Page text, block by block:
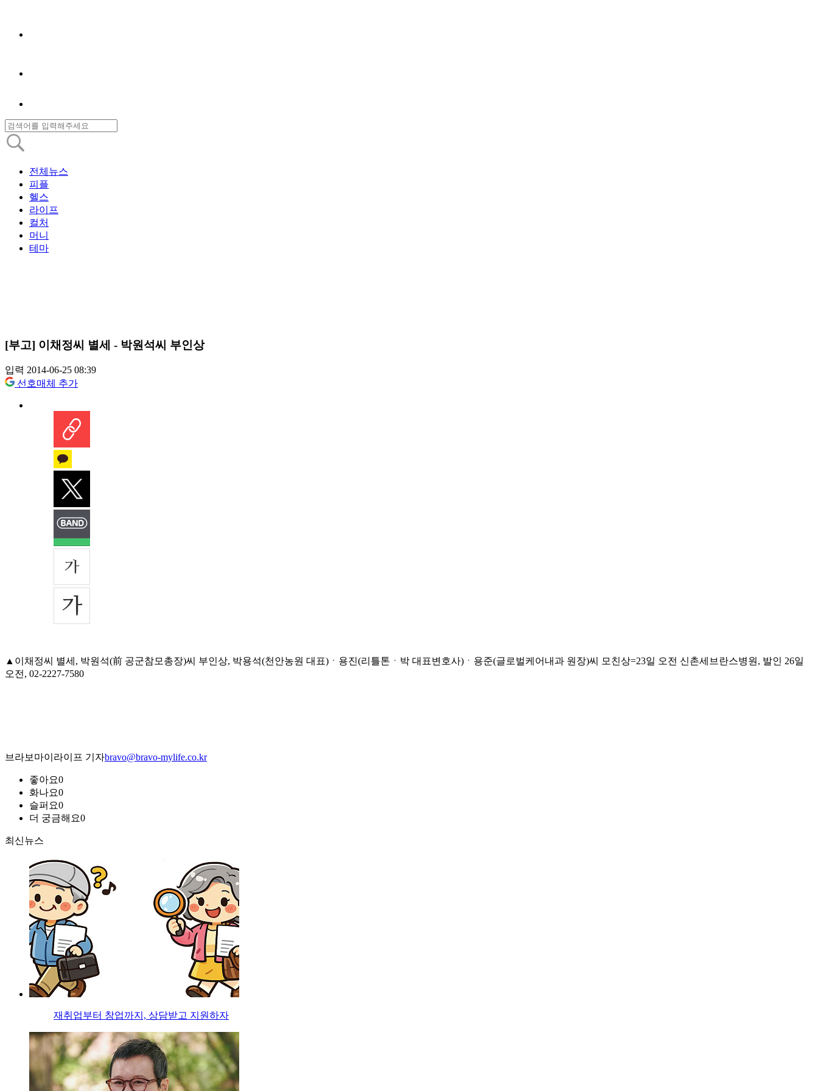
전체뉴스
피플
헬스
라이프
컬처
머니
테마
[부고] 이채정씨 별세 - 박원석씨 부인상
입력 2014-06-25 08:39
선호매체 추가
▲이채정씨 별세, 박원석(前 공군참모총장)씨 부인상, 박용석(천안농원 대표)ㆍ용진(리틀톤ㆍ박 대표변호사)ㆍ용준(글로벌케어내과 원장)씨 모친상=23일 오전 신촌세브란스병원, 발인 26일
오전, 02-2227-7580
브라보마이라이프 기자bravo@bravo-mylife.co.kr
좋아요0
화나요0
슬퍼요0
더 궁금해요0
최신뉴스
재취업부터 창업까지, 상담받고 지원하자